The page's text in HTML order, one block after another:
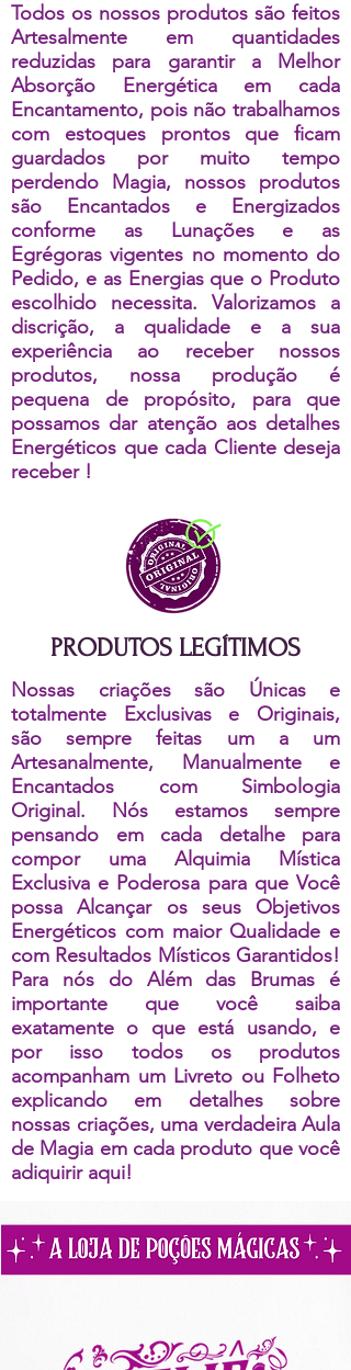
Todos os nossos produtos são feitos
Artesalmente em quantidades
reduzidas para garantir a Melhor
Absorção Energética em cada
Encantamento, pois não trabalhamos
com estoques prontos que ficam
guardados por muito tempo
perdendo Magia, nossos produtos
são Encantados e Energizados
conforme as Lunações e as
Egrégoras vigentes no momento do
Pedido, e as Energias que o Produto
escolhido necessita. Valorizamos a
discrição, a qualidade e a sua
experiência ao receber nossos
produtos, nossa produção é
pequena de propósito, para que
possamos dar atenção aos detalhes
Energéticos que cada Cliente deseja
receber !
PRODUTOS LEGÍTIMOS
Nossas criações são Únicas e
totalmente Exclusivas e Originais,
são sempre feitas um a um
Artesanalmente, Manualmente e
Encantados com Simbologia
Original. Nós estamos sempre
pensando em cada detalhe para
compor uma Alquimia Mística
Exclusiva e Poderosa para que Você
possa Alcançar os seus Objetivos
Energéticos com maior Qualidade e
com Resultados Místicos Garantidos!
Para nós do Além das Brumas é
importante que você saiba
exatamente o que está usando, e
por isso todos os produtos
acompanham um Livreto ou Folheto
explicando em detalhes sobre
nossas criações, uma verdadeira Aula
de Magia em cada produto que você
adiquirir aqui!